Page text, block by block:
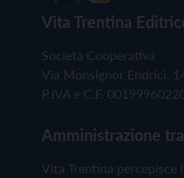
Vita Trentina
Società Cooperativa
Via Monsignor Endrici,
P.IVA e C.F.
Amministrazione
Vita Trentina